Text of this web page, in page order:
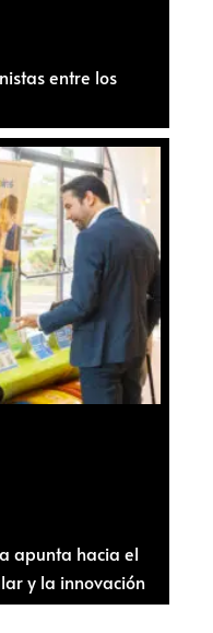
entre los
apunta hacia el
y la innovación